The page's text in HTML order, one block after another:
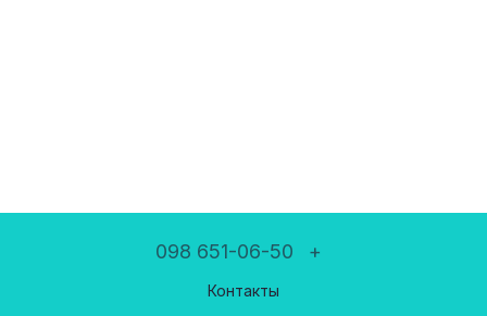
098 651-06-50 +
Контакты